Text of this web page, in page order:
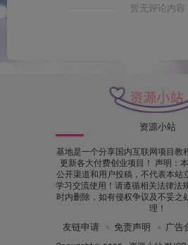
暂无评论内容
资源小站
基地是一个分享国内互联网项目教
更新各大付费创业项目！ 声明：
公开渠道和用户投稿，不代表本站
学习交流使用！请遵循相关法律法
时内删除，如有侵权争议及不妥之
理！
友链申请 免责声明 广告